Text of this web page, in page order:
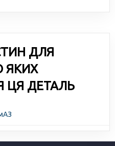
ДЛЯ
ЯКИХ
ЦЯ ДЕТАЛЬ